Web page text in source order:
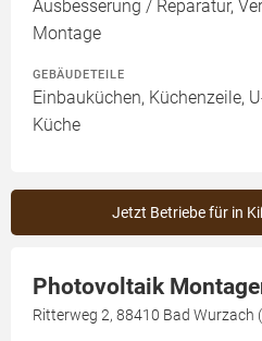
Ausbesserung / Reparatur,
Montage
GEBÄUDETEILE
Einbauküchen, Küchenzeile,
Küche
Jetzt Betriebe für in
Photovoltaik
Ritterweg 2, 88410 Bad Wurzach